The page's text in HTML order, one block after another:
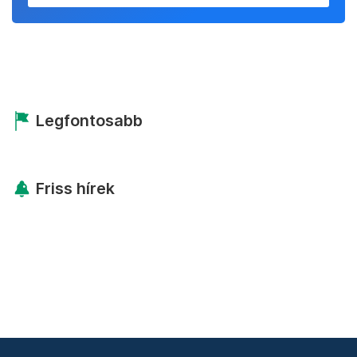
Legfontosabb
Friss hírek